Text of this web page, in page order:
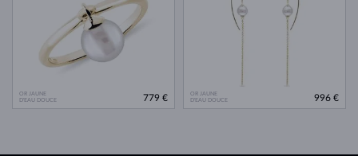
OR JAUNE
D'EAU DOUCE
779 €
OR JAUNE
D'EAU DOUCE
996 €